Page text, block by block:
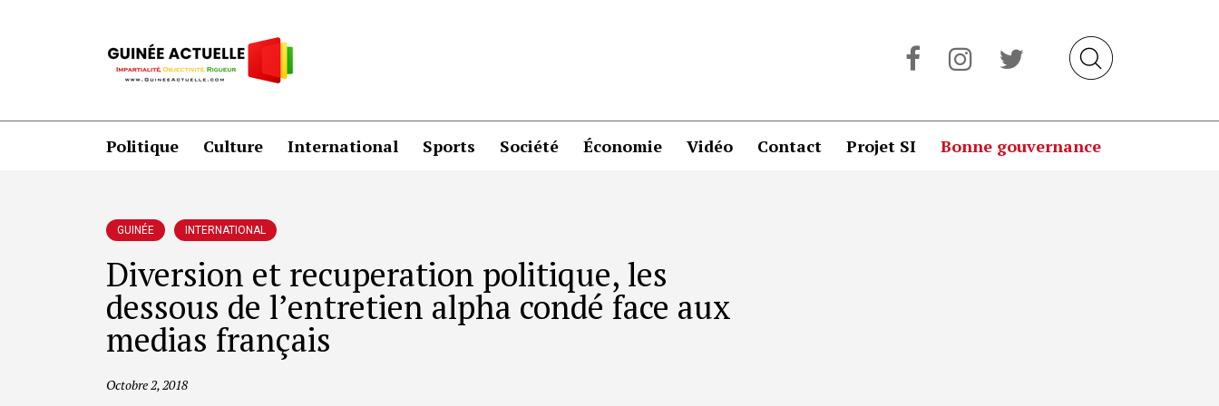
Politique Culture International Sports Société Économie Vidéo Contact Projet SI Bonne gouvernance
GUINÉE INTERNATIONAL
Diversion et recuperation politique, les
dessous de l’entretien alpha condé face aux
medias français
Octobre 2, 2018